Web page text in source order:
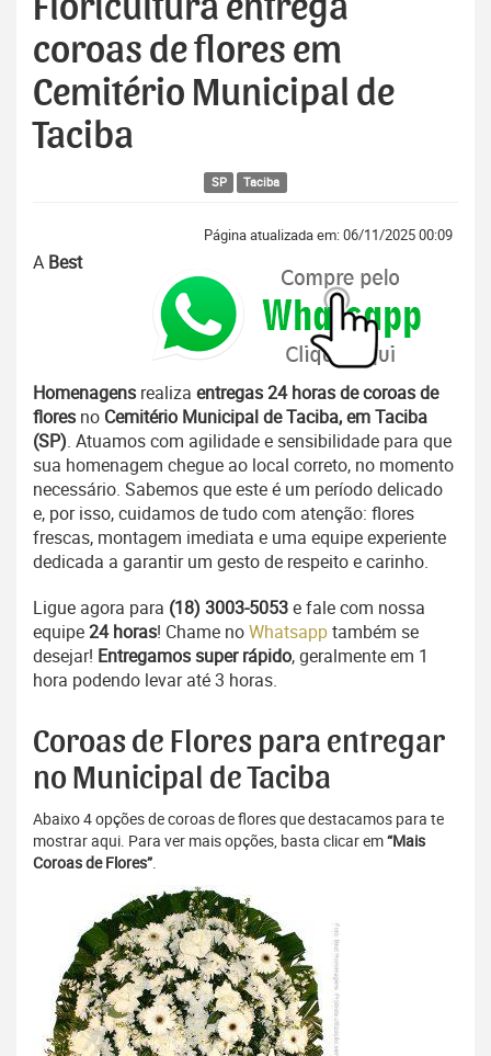
Floricultura entrega
coroas de flores em
Cemitério Municipal de
Taciba
SP Taciba
Página atualizada em: 06/11/2025 00:09
A Best
Homenagens realiza entregas 24 horas de coroas de
flores no Cemitério Municipal de Taciba, em Taciba
(SP). Atuamos com agilidade e sensibilidade para que
sua homenagem chegue ao local correto, no momento
necessário. Sabemos que este é um período delicado
e, por isso, cuidamos de tudo com atenção: flores
frescas, montagem imediata e uma equipe experiente
dedicada a garantir um gesto de respeito e carinho.
Ligue agora para (18) 3003-5053e fale com nossa
equipe24 horas! Chame noWhatsapptambém se
desejar! Entregamos super rápido, geralmente em 1
hora podendo levar até 3 horas.
Coroas de Flores para entregar
no Municipal de Taciba
Abaixo 4 opções de coroas de flores que destacamos para te
mostrar aqui. Para ver mais opções, basta clicar em“Mais
Coroas de Flores”.